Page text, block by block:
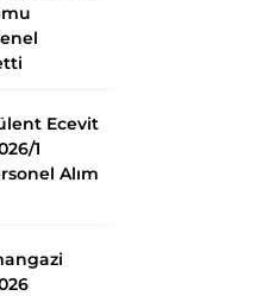
Ecevit
1
Alım